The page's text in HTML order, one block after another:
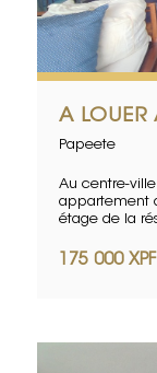
A LOUER
Papeete
Au centre-ville
appartement
étage de la
175 000 XPF